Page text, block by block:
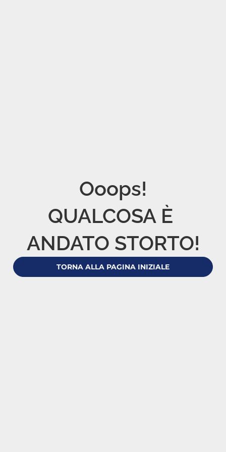
Ooops!
QUALCOSA È
ANDATO STORTO!
TORNA ALLA PAGINA INIZIALE